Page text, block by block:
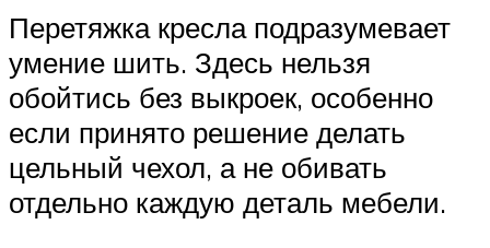
Перетяжка кресла подразумевает
умение шить. Здесь нельзя
обойтись без выкроек, особенно
если принято решение делать
цельный чехол, а не обивать
отдельно каждую деталь мебели.